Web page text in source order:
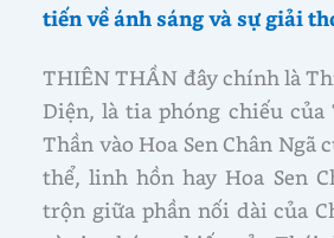
tiến về ánh sáng và sự giải
THIÊN THẦN đây chính là
Diện, là tia phóng chiếu
Thần vào Hoa Sen Chân Ngã
thể, linh hồn hay Hoa Sen
trộn giữa phần nối dài của